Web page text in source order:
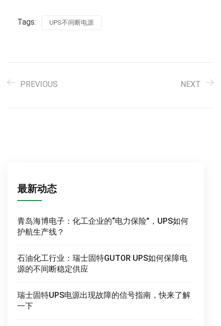
Tags: UPS不间断电源
PREVIOUS NEXT
最新动态
青岛海博电子：化工企业的“电力保险”，UPS如何
护航生产线？
石油化工行业：瑞士固特GUTOR UPS如何保障电
源的不间断稳定供应
瑞士固特UPS电源出现故障的信号指南，快来了解
一下